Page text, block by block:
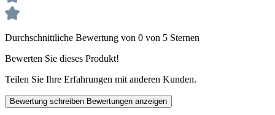
Durchschnittliche Bewertung von 0 von 5 Sternen
Bewerten Sie dieses Produkt!
Teilen Sie Ihre Erfahrungen mit anderen Kunden.
Bewertung schreiben Bewertungen anzeigen